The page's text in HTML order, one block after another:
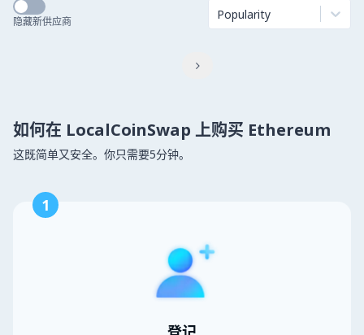
隐藏新供应商 Popularity

如何在 LocalCoinSwap 上购买 Ethereum
这既简单又安全。你只需要5分钟。
1